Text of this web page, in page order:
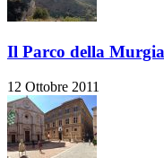
Il Parco della
12 Ottobre 2011